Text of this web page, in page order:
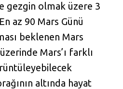
gezgin olmak üzere 3
az 90 Mars Günü
beklenen Mars
Mars’ı farklı
altında hayat